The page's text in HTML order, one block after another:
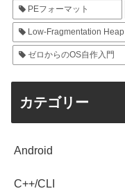
PEフォーマット
Low-Fragmentation Heap
ゼロからのOS自作入門
カテゴリー
Android
C++/CLI